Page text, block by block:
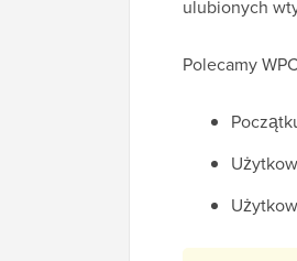
ulubionych
Polecamy